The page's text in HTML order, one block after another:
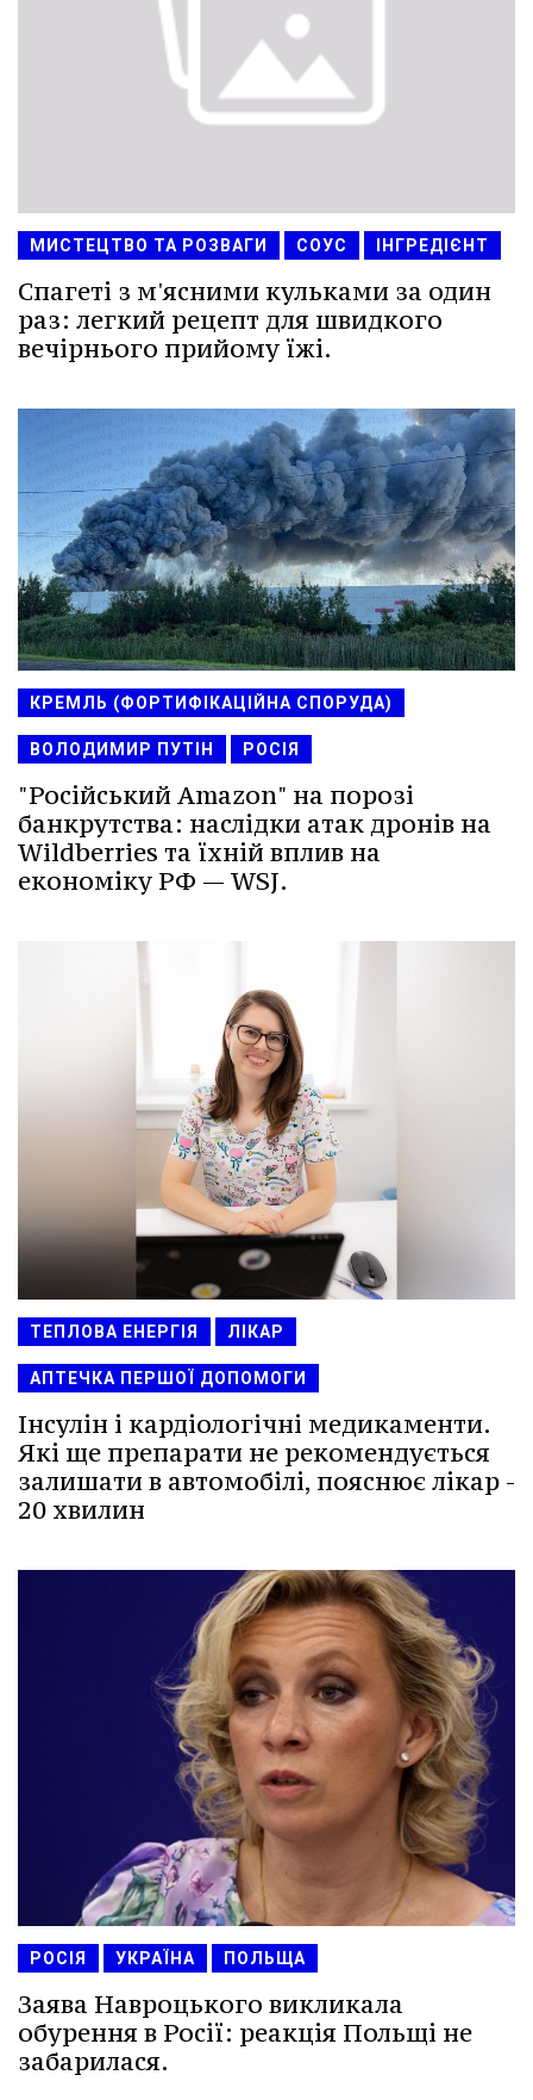
МИСТЕЦТВО ТА РОЗВАГИ СОУС ІНГРЕДІЄНТ
Спагеті з м'ясними кульками за один
раз: легкий рецепт для швидкого
вечірнього прийому їжі.
КРЕМЛЬ (ФОРТИФІКАЦІЙНА СПОРУДА)
ВОЛОДИМИР ПУТІН РОСІЯ
"Російський Amazon" на порозі
банкрутства: наслідки атак дронів на
Wildberries та їхній вплив на
економіку РФ — WSJ.
ТЕПЛОВА ЕНЕРГІЯ ЛІКАР
АПТЕЧКА ПЕРШОЇ ДОПОМОГИ
Інсулін і кардіологічні медикаменти.
Які ще препарати не рекомендується
залишати в автомобілі, пояснює лікар -
20 хвилин
РОСІЯ УКРАЇНА ПОЛЬЩА
Заява Навроцького викликала
обурення в Росії: реакція Польщі не
забарилася.